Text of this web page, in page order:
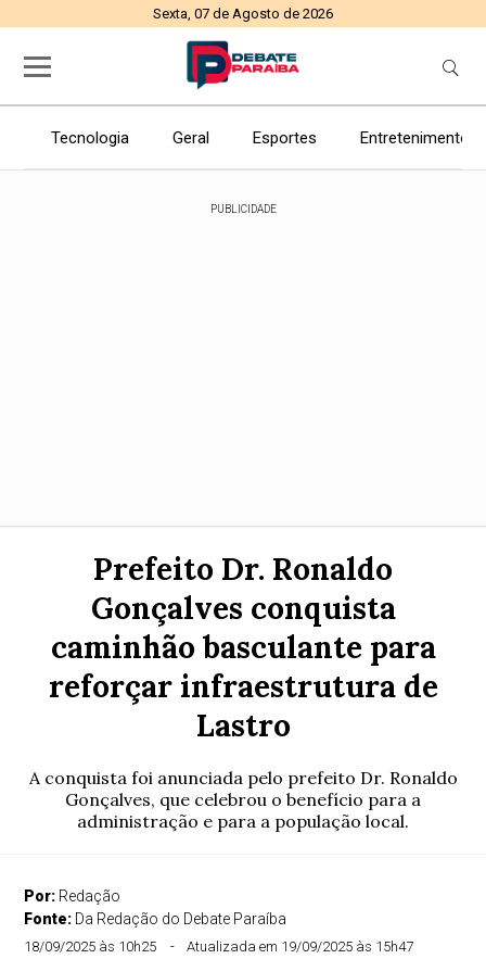
Sexta, 07 de Agosto de 2026
Tecnologia Geral Esportes Entretenimento
PUBLICIDADE
Prefeito Dr. Ronaldo
Gonçalves conquista
caminhão basculante para
reforçar infraestrutura de
Lastro
A conquista foi anunciada pelo prefeito Dr. Ronaldo
Gonçalves, que celebrou o benefício para a
administração e para a população local.
Por: Redação
Fonte: Da Redação do Debate Paraíba
18/09/2025 às 10h25 Atualizada em 19/09/2025 às 15h47